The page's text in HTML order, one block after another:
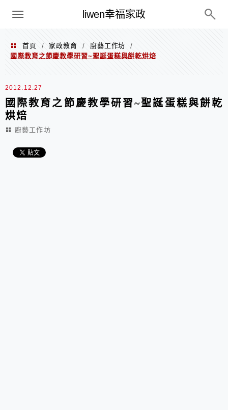
liwen幸福家政
menu
首頁 / 家政教育 / 廚藝工作坊
/
國際教育之節慶教學研習~聖誕蛋糕與餅乾烘焙
2012.12.27
國際教育之節慶教學研習~聖誕蛋糕與餅乾
烘焙
廚藝工作坊